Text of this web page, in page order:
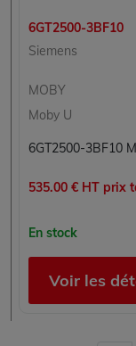
6GT2500-3BF10
Siemens
MOBY
Moby U
535.00 € HT prix
En stock
Voir les